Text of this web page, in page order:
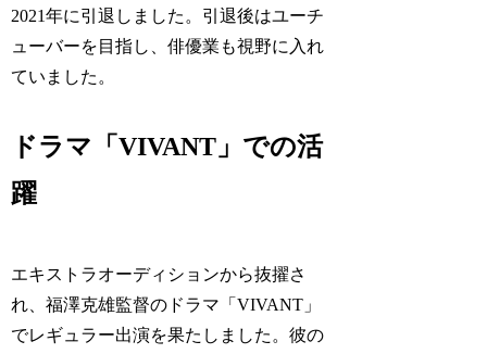
2021年に引退しました。引退後はユーチ
ューバーを目指し、俳優業も視野に入れ
ていました。
ドラマ「VIVANT」での活
躍
エキストラオーディションから抜擢さ
れ、福澤克雄監督のドラマ「VIVANT」
でレギュラー出演を果たしました。彼の